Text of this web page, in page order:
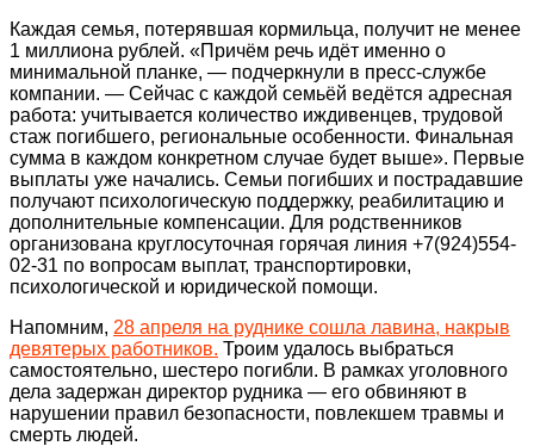
Каждая семья, потерявшая кормильца, получит не менее
1 миллиона рублей. «Причём речь идёт именно о
минимальной планке, — подчеркнули в пресс-службе
компании. — Сейчас с каждой семьёй ведётся адресная
работа: учитывается количество иждивенцев, трудовой
стаж погибшего, региональные особенности. Финальная
сумма в каждом конкретном случае будет выше». Первые
выплаты уже начались. Семьи погибших и пострадавшие
получают психологическую поддержку, реабилитацию и
дополнительные компенсации. Для родственников
организована круглосуточная горячая линия +7(924)554-
02-31 по вопросам выплат, транспортировки,
психологической и юридической помощи.
Напомним, 28 апреля на руднике сошла лавина, накрыв
девятерых работников. Троим удалось выбраться
самостоятельно, шестеро погибли. В рамках уголовного
дела задержан директор рудника — его обвиняют в
нарушении правил безопасности, повлекшем травмы и
смерть людей.